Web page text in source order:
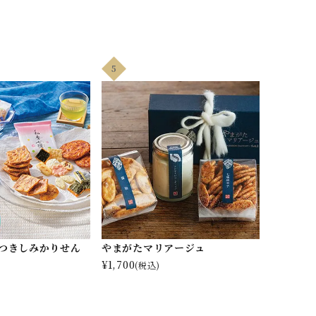
きしみかりせん
5
やまがたマリアージュ
¥1,700(税込)